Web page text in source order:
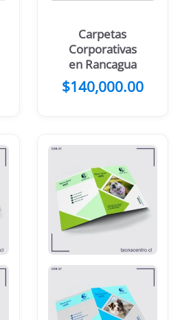
Carpetas
Corporativas
en Rancagua
$140,000.00